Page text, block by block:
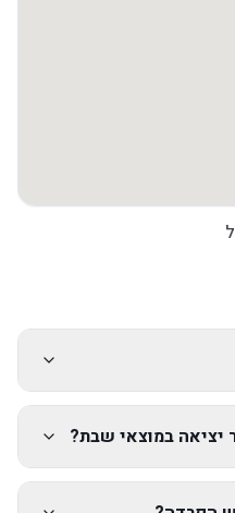
יציאה במוצאי שבת?